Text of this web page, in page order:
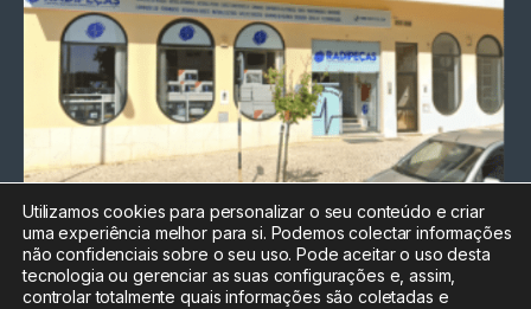
Chamada para a rede fixa
nacional
Electrónica:212
Utilizamos cookies para personalizar o seu conteúdo e criar
uma experiência melhor para si. Podemos colectar informações
não confidenciais sobre o seu uso. Pode aceitar o uso desta
tecnologia ou gerenciar as suas configurações e, assim,
controlar totalmente quais informações são coletadas e